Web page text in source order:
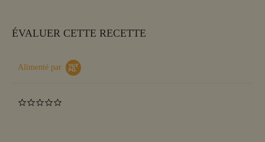
ÉVALUER CETTE RECETTE
Alimenté par